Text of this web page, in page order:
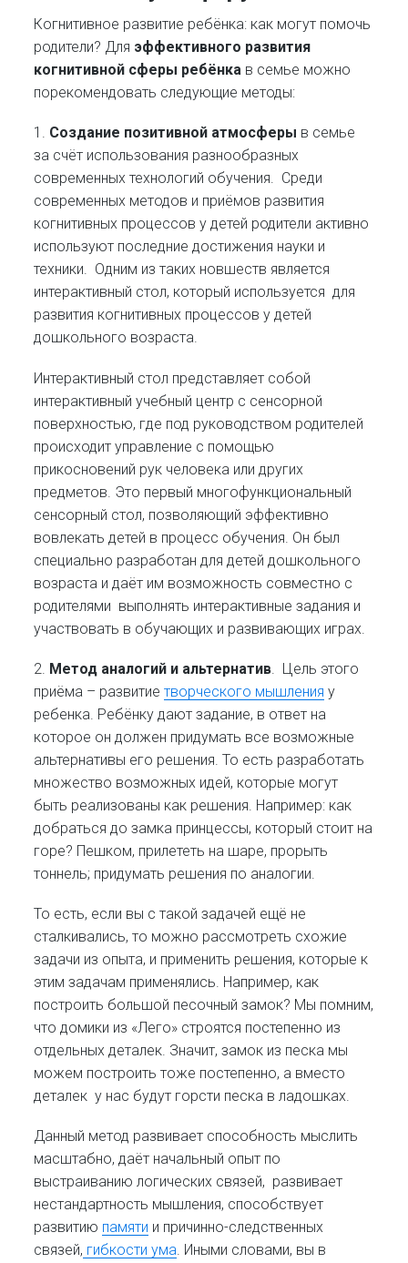
Когнитивное развитие ребёнка: как могут помочь
родители? Для эффективного развития
когнитивной сферы ребёнка в семье можно
порекомендовать следующие методы:
1. Создание позитивной атмосферы в семье
за счёт использования разнообразных
современных технологий обучения. Среди
современных методов и приёмов развития
когнитивных процессов у детей родители активно
используют последние достижения науки и
техники. Одним из таких новшеств является
интерактивный стол, который используется для
развития когнитивных процессов у детей
дошкольного возраста.
Интерактивный стол представляет собой
интерактивный учебный центр с сенсорной
поверхностью, где под руководством родителей
происходит управление с помощью
прикосновений рук человека или других
предметов. Это первый многофункциональный
сенсорный стол, позволяющий эффективно
вовлекать детей в процесс обучения. Он был
специально разработан для детей дошкольного
возраста и даёт им возможность совместно с
родителями выполнять интерактивные задания и
участвовать в обучающих и развивающих играх.
2. Метод аналогий и альтернатив . Цель этого
приёма – развитиетворческого мышления у
ребенка. Ребёнку дают задание, в ответ на
которое он должен придумать все возможные
альтернативы его решения. То есть разработать
множество возможных идей, которые могут
быть реализованы как решения. Например: как
добраться до замка принцессы, который стоит на
горе? Пешком, прилететь на шаре, прорыть
тоннель; придумать решения по аналогии.
То есть, если вы с такой задачей ещё не
сталкивались, то можно рассмотреть схожие
задачи из опыта, и применить решения, которые к
этим задачам применялись. Например, как
построить большой песочный замок? Мы помним,
что домики из «Лего» строятся постепенно из
отдельных деталек. Значит, замок из песка мы
можем построить тоже постепенно, а вместо
деталек у нас будут горсти песка в ладошках.
Данный метод развивает способность мыслить
масштабно, даёт начальный опыт по
выстраиванию логических связей, развивает
нестандартность мышления, способствует
развитию памяти и причинно-следственных
связей, гибкости ума. Иными словами, вы в